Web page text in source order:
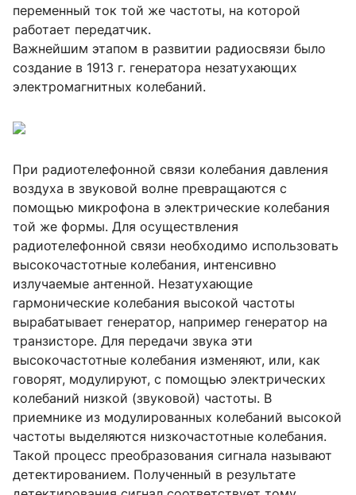
переменный ток той же частоты, на которой
работает передатчик.
Важнейшим этапом в развитии радиосвязи было
создание в 1913 г. генератора незатухающих
электромагнитных колебаний.
При радиотелефонной связи колебания давления
воздуха в звуковой волне превращаются с
помощью микрофона в электрические колебания
той же формы. Для осуществления
радиотелефонной связи необходимо использовать
высокочастотные колебания, интенсивно
излучаемые антенной. Незатухающие
гармонические колебания высокой частоты
вырабатывает генератор, например генератор на
транзисторе. Для передачи звука эти
высокочастотные колебания изменяют, или, как
говорят, модулируют, с помощью электрических
колебаний низкой (звуковой) частоты. В
приемнике из модулированных колебаний высокой
частоты выделяются низкочастотные колебания.
Такой процесс преобразования сигнала называют
детектированием. Полученный в результате